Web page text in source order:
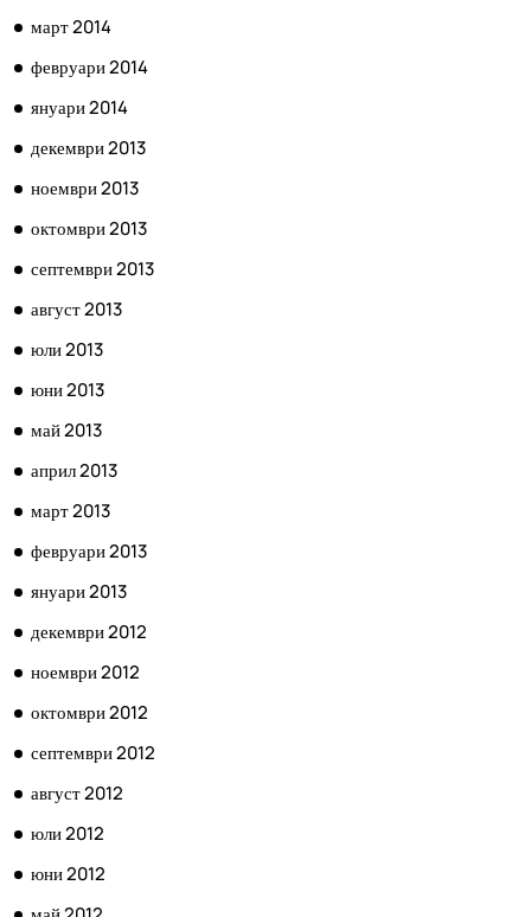
март 2014
февруари 2014
януари 2014
декември 2013
ноември 2013
октомври 2013
септември 2013
август 2013
юли 2013
юни 2013
май 2013
април 2013
март 2013
февруари 2013
януари 2013
декември 2012
ноември 2012
октомври 2012
септември 2012
август 2012
юли 2012
юни 2012